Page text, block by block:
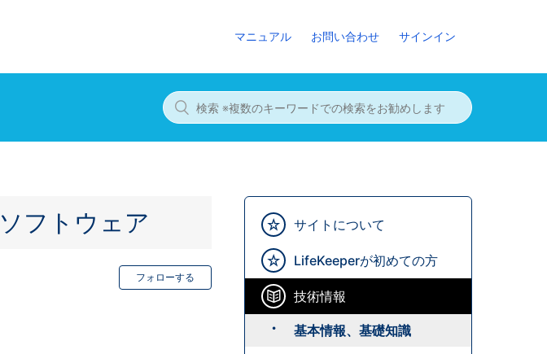
マニュアル お問い合わせ サインイン
サイトについて
LifeKeeperが初めての方
技術情報
基本情報、基礎知識
フトウェア
フォローする